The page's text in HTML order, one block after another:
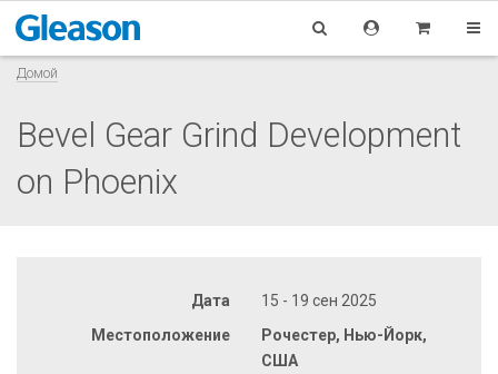
Домой
Bevel Gear Grind Development
on Phoenix
Дата
15 - 19 сен 2025
Местоположение
Рочестер, Нью-Йорк,
США